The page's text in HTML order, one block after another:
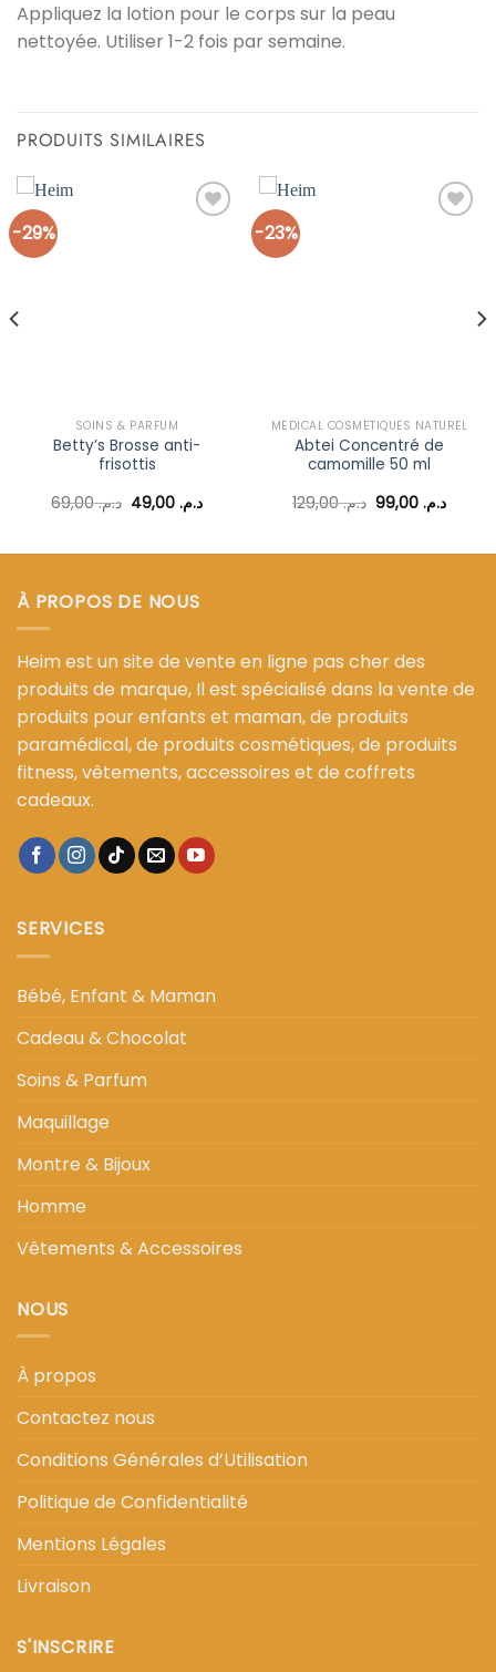
Appliquez la lotion pour le corps sur la peau
nettoyée. Utiliser 1-2 fois par semaine.
PRODUITS SIMILAIRES
-29%
SOINS & PARFUM
Betty’s Brosse anti-
frisottis
د.م.69,00 Le
prix
د.م. 69,00.
د.م.49,00 Le
د.م. 49,00.
-23%
MÉDICAL COSMÉTIQUES NATUREL
Abtei Concentré de
camomille 50 ml
د.م.129,00 Le
prix
د.م. 129,00.
د.م.99,00 Le
د.م. 89,00.
À PROPOS DE NOUS
Heim est un site de vente en ligne pas cher des
produits de marque, Il est spécialisé dans la vente de
produits pour enfants et maman, de produits
paramédical, de produits cosmétiques, de produits
fitness, vêtements, accessoires et de coffrets
cadeaux.
SERVICES
Bébé, Enfant & Maman
Cadeau & Chocolat
Soins & Parfum
Maquillage
Montre & Bijoux
Homme
Vêtements & Accessoires
NOUS
À propos
Contactez nous
Conditions Générales d’Utilisation
Politique de Confidentialité
Mentions Légales
Livraison
S'INSCRIRE